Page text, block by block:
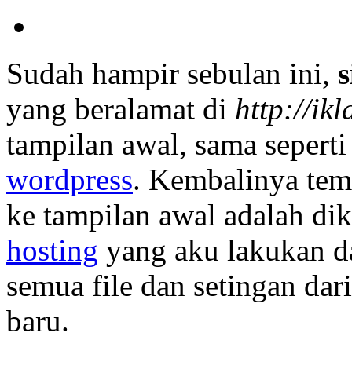
Sudah hampir sebulan ini,
yang beralamat di http://
tampilan awal, sama
wordpress. Kembalinya
ke tampilan awal adalah
hosting yang aku lakukan
semua file dan setingan
baru.